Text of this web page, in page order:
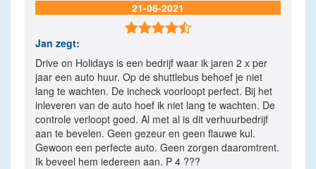
21-06-2021

Jan zegt:
Drive on Holidays is een bedrijf waar ik jaren 2 x per
jaar een auto huur. Op de shuttlebus behoef je niet
lang te wachten. De incheck voorloopt perfect. Bij het
inleveren van de auto hoef ik niet lang te wachten. De
controle verloopt goed. Al met al is dit verhuurbedrijf
aan te bevelen. Geen gezeur en geen flauwe kul.
Gewoon een perfecte auto. Geen zorgen daaromtrent.
Ik beveel hem iedereen aan. P 4 ???